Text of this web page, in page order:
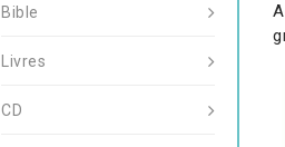
Bible
Livres
CD